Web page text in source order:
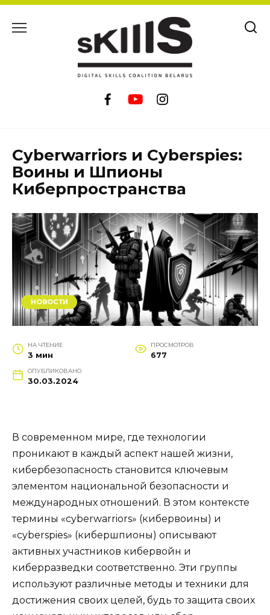
Cyberwarriors и Cyberspies:
Воины и Шпионы
Киберпространства
НОВОСТИ
НА ЧТЕНИЕ
3 мин
ПРОСМОТРОВ
677
ОПУБЛИКОВАНО
30.03.2024
В современном мире, где технологии
проникают в каждый аспект нашей жизни,
кибербезопасность становится ключевым
элементом национальной безопасности и
международных отношений. В этом контексте
термины «cyberwarriors» (кибервоины) и
«cyberspies» (кибершпионы) описывают
активных участников кибервойн и
киберразведки соответственно. Эти группы
используют различные методы и техники для
достижения своих целей, будь то защита своих